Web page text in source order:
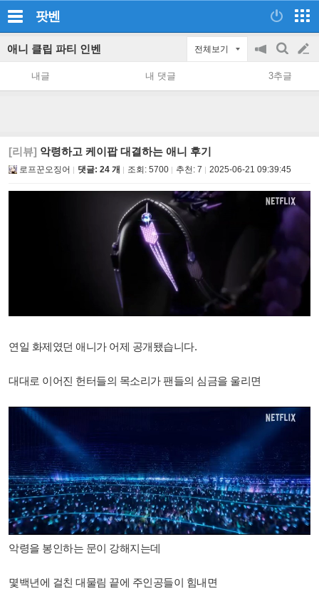
팟벤
애니 클립 파티 인벤 전체보기
공
on/off
검
색
글
쓰
내글 내 댓글 3추글
[리뷰] 악령하고 케이팝 대결하는 애니 후기
로프꾼오징어 댓글: 24 개 조회: 5700 추천: 7 2025-06-21 09:39:45
연일 화제였던 애니가 어제 공개됐습니다.
대대로 이어진 헌터들의 목소리가 팬들의 심금을 울리면
악령을 봉인하는 문이 강해지는데
몇백년에 걸친 대물림 끝에 주인공들이 힘내면